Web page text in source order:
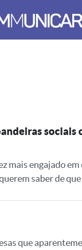
engajado
saber de
que